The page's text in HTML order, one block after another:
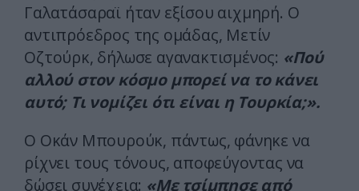
Γαλατάσαραϊ ήταν εξίσου αιχμηρή. Ο
αντιπρόεδρος της ομάδας, Μετίν
Οζτούρκ, δήλωσε αγανακτισμένος: «Πού
αλλού στον κόσμο μπορεί να το κάνει
αυτό; Τι νομίζει ότι είναι η Τουρκία;».
Ο Οκάν Μπουρούκ, πάντως, φάνηκε να
ρίχνει τους τόνους, αποφεύγοντας να
δώσει συνέχεια: «Με τσίμπησε από